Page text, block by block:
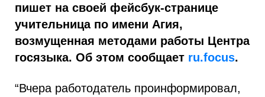
пишет на своей фейсбук-странице
учительница по имени Агия,
возмущенная методами работы Центра
госязыка. Об этом сообщает ru.focus.
“Вчера работодатель проинформировал,